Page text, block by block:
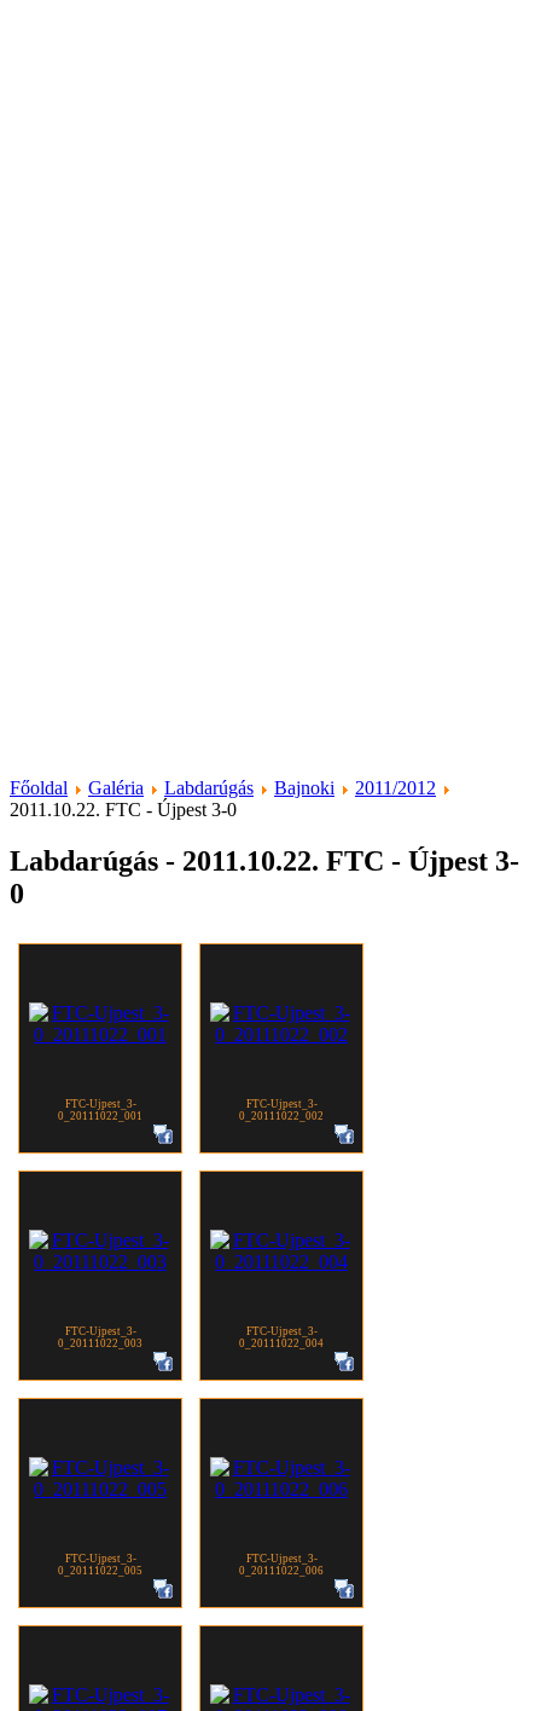
Főoldal Galéria Labdarúgás Bajnoki
2011/2012
2011.10.22. FTC - Újpest 3-0
Labdarúgás - 2011.10.22. FTC - Újpest 3-
0
FTC-Ujpest_3-
0_20111022_001
FTC-Ujpest_3-
0_20111022_002
FTC-Ujpest_3-
0_20111022_003
FTC-Ujpest_3-
0_20111022_004
FTC-Ujpest_3-
0_20111022_005
FTC-Ujpest_3-
0_20111022_006